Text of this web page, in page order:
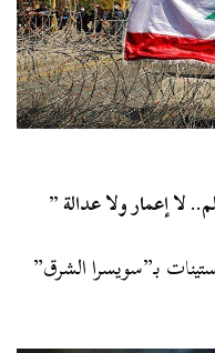
لا إعمار ولا عدالة ”
بـ”سويسرا الشرق”